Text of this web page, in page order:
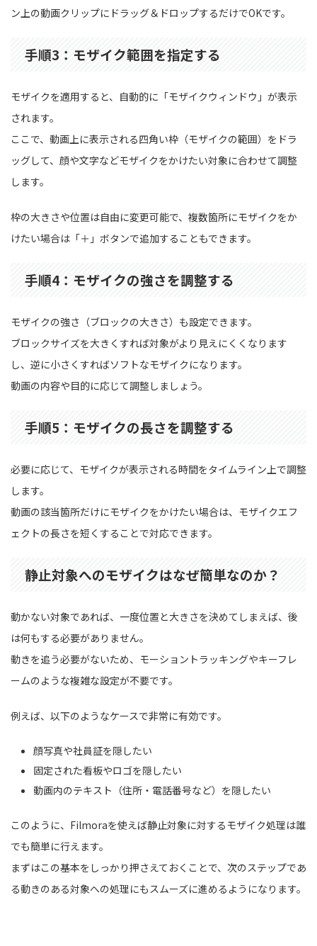
ン上の動画クリップにドラッグ＆ドロップするだけでOKです。
手順3：モザイク範囲を指定する
モザイクを適用すると、自動的に「モザイクウィンドウ」が表示
されます。
ここで、動画上に表示される四角い枠（モザイクの範囲）をドラ
ッグして、顔や文字などモザイクをかけたい対象に合わせて調整
します。
枠の大きさや位置は自由に変更可能で、複数箇所にモザイクをか
けたい場合は「＋」ボタンで追加することもできます。
手順4：モザイクの強さを調整する
モザイクの強さ（ブロックの大きさ）も設定できます。
ブロックサイズを大きくすれば対象がより見えにくくなります
し、逆に小さくすればソフトなモザイクになります。
動画の内容や目的に応じて調整しましょう。
手順5：モザイクの長さを調整する
必要に応じて、モザイクが表示される時間をタイムライン上で調整
します。
動画の該当箇所だけにモザイクをかけたい場合は、モザイクエフ
ェクトの長さを短くすることで対応できます。
静止対象へのモザイクはなぜ簡単なのか？
動かない対象であれば、一度位置と大きさを決めてしまえば、後
は何もする必要がありません。
動きを追う必要がないため、モーショントラッキングやキーフレ
ームのような複雑な設定が不要です。
例えば、以下のようなケースで非常に有効です。
顔写真や社員証を隠したい
固定された看板やロゴを隠したい
動画内のテキスト（住所・電話番号など）を隠したい
このように、Filmoraを使えば静止対象に対するモザイク処理は誰
でも簡単に行えます。
まずはこの基本をしっかり押さえておくことで、次のステップであ
る動きのある対象への処理にもスムーズに進めるようになります。